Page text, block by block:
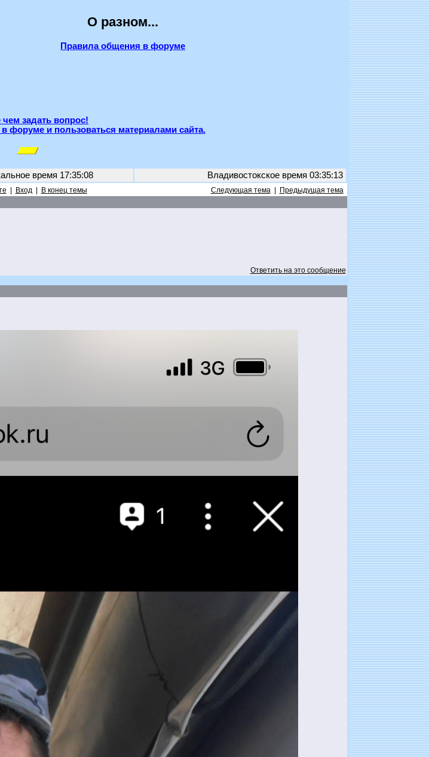
О разном...
Правила общения в форуме
задать вопрос!
форуме и пользоваться материалами сайта.
время 17:35:08 Владивостокское время 03:35:13
Вход| В конец темы Следующая тема|
Предыдущая тема
Ответить на это сообщение